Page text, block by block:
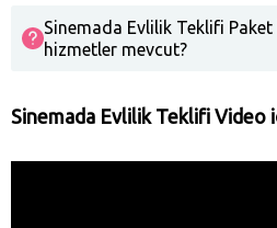
Sinemada Evlilik Teklifi
hizmetler mevcut?
Sinemada Evlilik Teklifi Video